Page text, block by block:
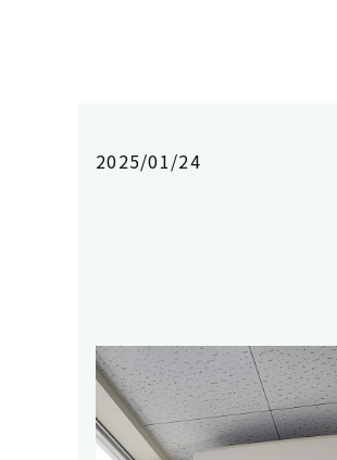
2025/01/24